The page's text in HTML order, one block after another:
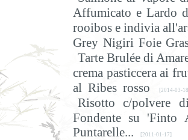
Affumicato e Lardo
rooibos e indivia
Grey Nigiri Foie
Tarte Brulée di
crema pasticcera ai
al Ribes rosso
[2014-03-
Risotto c/polvere
Fondente su 'Finto
Puntarelle...
[2011-01-17]